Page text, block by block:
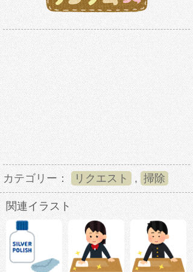
カテゴリー： リクエスト , 掃除
関連イラスト